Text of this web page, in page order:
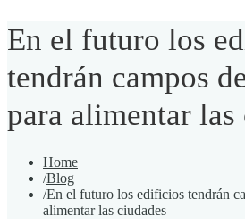
En el futuro los
tendrán campos
para alimentar las
Home
/Blog
/En el futuro los edificios tendrán
alimentar las ciudades